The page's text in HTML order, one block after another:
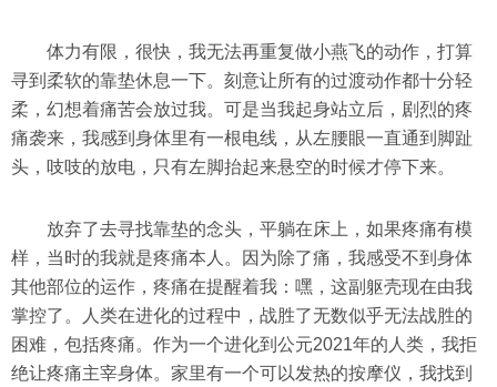
体力有限，很快，我无法再重复做小燕飞的动作，打算
寻到柔软的靠垫休息一下。刻意让所有的过渡动作都十分轻
柔，幻想着痛苦会放过我。可是当我起身站立后，剧烈的疼
痛袭来，我感到身体里有一根电线，从左腰眼一直通到脚趾
头，吱吱的放电，只有左脚抬起来悬空的时候才停下来。
放弃了去寻找靠垫的念头，平躺在床上，如果疼痛有模
样，当时的我就是疼痛本人。因为除了痛，我感受不到身体
其他部位的运作，疼痛在提醒着我：嘿，这副躯壳现在由我
掌控了。人类在进化的过程中，战胜了无数似乎无法战胜的
困难，包括疼痛。作为一个进化到公元2021年的人类，我拒
绝让疼痛主宰身体。家里有一个可以发热的按摩仪，我找到